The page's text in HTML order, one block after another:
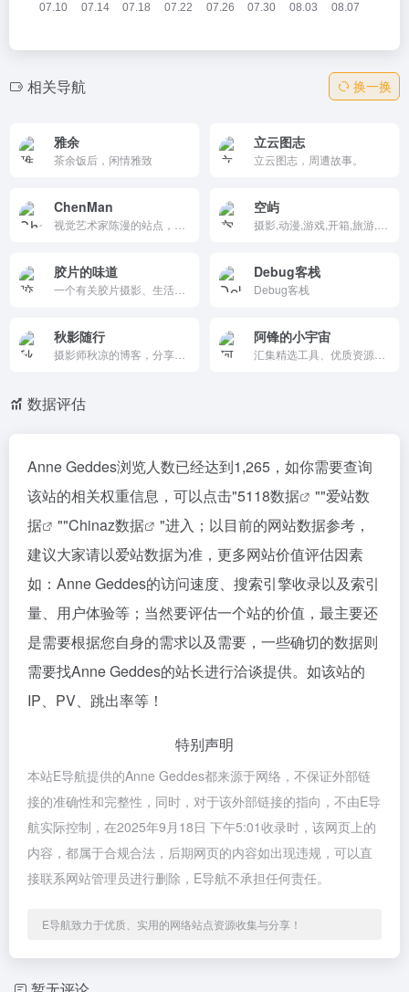
相关导航 换一换
雅余
茶余饭后，闲情雅致
立云图志
立云图志，周遭故事。
ChenMan 空屿
胶片的味道 Debug客栈
Debug客栈
秋影随行 阿锋的小宇宙
数据评估
Anne Geddes浏览人数已经达到1,265，如你需要查询
该站的相关权重信息，可以点击"5118数据 ""爱站数
据
""Chinaz数据
"进入；以目前的网站数据参考，
建议大家请以爱站数据为准，更多网站价值评估因素
如：Anne Geddes的访问速度、搜索引擎收录以及索引
量、用户体验等；当然要评估一个站的价值，最主要还
是需要根据您自身的需求以及需要，一些确切的数据则
需要找Anne Geddes的站长进行洽谈提供。如该站的
IP、PV、跳出率等！
特别声明
本站E导航提供的Anne Geddes都来源于网络，不保证外部链
接的准确性和完整性，同时，对于该外部链接的指向，不由E导
航实际控制，在2025年9月18日 下午5:01收录时，该网页上的
内容，都属于合规合法，后期网页的内容如出现违规，可以直
接联系网站管理员进行删除，E导航不承担任何责任。
E导航致力于优质、实用的网络站点资源收集与分享！